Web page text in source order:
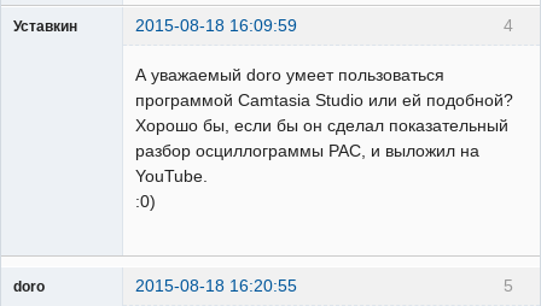
4
Уставкин 2015-08-18 16:09:59
А уважаемый doro умеет пользоваться
программой Camtasia Studio или ей подобной?
Хорошо бы, если бы он сделал показательный
разбор осциллограммы РАС, и выложил на
YouTube.
:0)
5
doro 2015-08-18 16:20:55